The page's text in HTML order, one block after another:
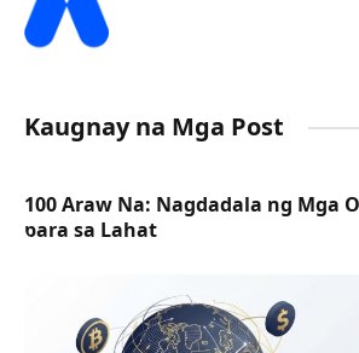
Kaugnay na Mga Post
100 Araw Na: Nagdadala ng Mga
para sa Lahat